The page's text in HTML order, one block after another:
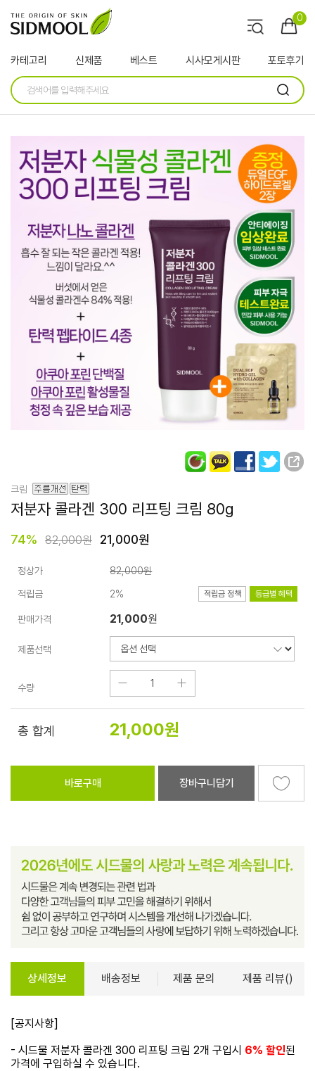
0
카테고리 신제품 베스트 시사모게시판 포토후기
크림
저분자 콜라겐 300 리프팅 크림 80g
74% 82,000원 21,000원
정상가 82,000원
적립금 2% 적립금 정책 등급별 혜택
판매가격 21,000원
제품선택
수량
총 합계 21,000원
바로구매 장바구니담기
상세정보 배송정보 제품 문의 제품 리뷰()
[공지사항]
- 시드물 저분자 콜라겐 300 리프팅 크림 2개 구입시 6% 할인된
가격에 구입하실 수 있습니다.